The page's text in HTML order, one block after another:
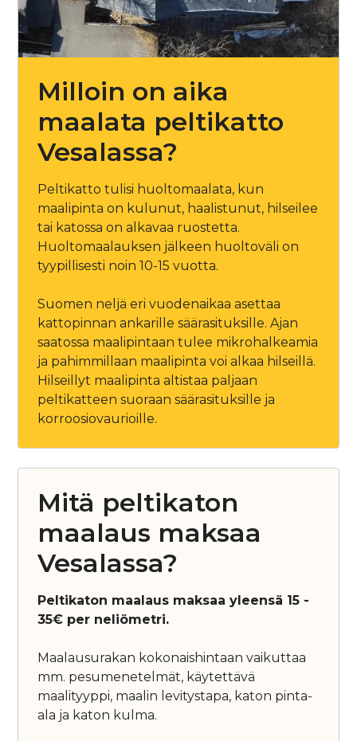
Milloin on aika
maalata peltikatto
Vesalassa?
Peltikatto tulisi huoltomaalata, kun
maalipinta on kulunut, haalistunut, hilseilee
tai katossa on alkavaa ruostetta.
Huoltomaalauksen jälkeen huoltoväli on
tyypillisesti noin 10-15 vuotta.
Suomen neljä eri vuodenaikaa asettaa
kattopinnan ankarille säärasituksille. Ajan
saatossa maalipintaan tulee mikrohalkeamia
ja pahimmillaan maalipinta voi alkaa hilseillä.
Hilseillyt maalipinta altistaa paljaan
peltikatteen suoraan säärasituksille ja
korroosiovaurioille.
Mitä peltikaton
maalaus maksaa
Vesalassa?
Peltikaton maalaus maksaa yleensä 15 -
35€ per neliömetri.
Maalausurakan kokonaishintaan vaikuttaa
mm. pesumenetelmät, käytettävä
maalityyppi, maalin levitystapa, katon pinta-
ala ja katon kulma.